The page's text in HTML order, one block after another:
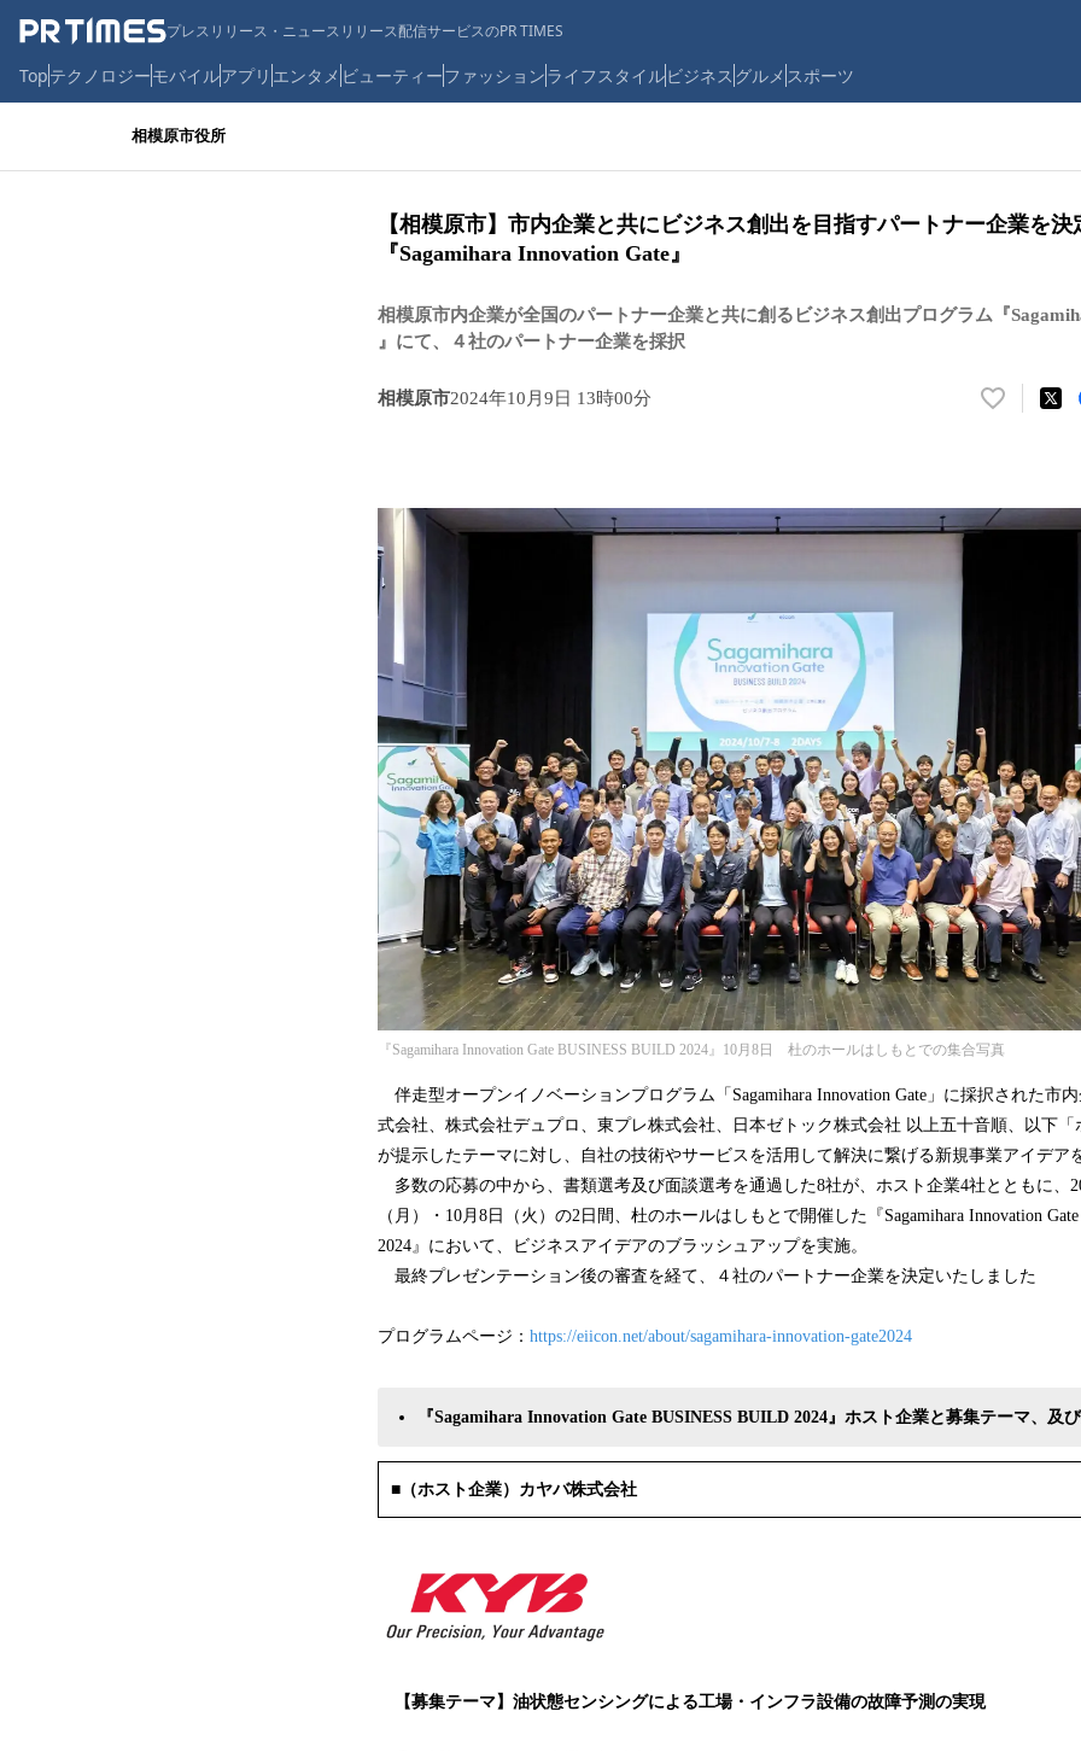
プレスリリース・ニュースリリース配信サービスのPR TIMES
Topテクノロジーモバイルアプリ エンタメ ビューティーファッションライフスタイルビジネス グルメ スポーツ
相模原市役所
【相模原市】市内企業と共にビジネス創出を目指すパートナー企業を決
『Sagamihara Innovation Gate』
相模原市内企業が全国のパートナー企業と共に創るビジネス創出プログラム『
』にて、４社のパートナー企業を採択
相模原市2024年10月9日 13時00分
い
数
を
『Sagamihara Innovation Gate BUSINESS BUILD 2024』10月8日 杜のホールはしもとでの集合写真
伴走型オープンイノベーションプログラム「Sagamihara Innovation Gate」に採択された市
式会社、株式会社デュプロ、東プレ株式会社、日本ゼトック株式会社 以上五十音順、以下「
が提示したテーマに対し、自社の技術やサービスを活用して解決に繋げる新規事業アイデア
多数の応募の中から、書類選考及び面談選考を通過した8社が、ホスト企業4社とともに、
（月）・10月8日（火）の2日間、杜のホールはしもとで開催した『Sagamihara Innovation
2024』において、ビジネスアイデアのブラッシュアップを実施。
最終プレゼンテーション後の審査を経て、４社のパートナー企業を決定いたしました
プログラムページ： https://eiicon.net/about/sagamihara-innovation-gate2024
『Sagamihara Innovation Gate BUSINESS BUILD 2024』ホスト企業と募集テーマ、及
■（ホスト企業）カヤバ株式会社
【募集テーマ】油状態センシングによる工場・インフラ設備の故障予測の実現